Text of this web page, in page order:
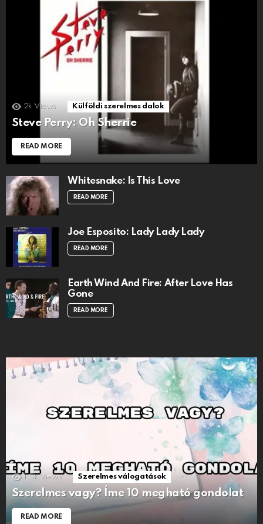
2k Views Külföldi szerelmes dalok
Steve Perry: Oh Sherrie
READ MORE
Whitesnake: Is This Love
READ MORE
Joe Esposito: Lady Lady Lady
READ MORE
Earth Wind And Fire: After Love Has
Gone
READ MORE
1.5k Views Szerelmes válogatások
Szerelmes vagy? Íme 10 megható gondolat
READ MORE